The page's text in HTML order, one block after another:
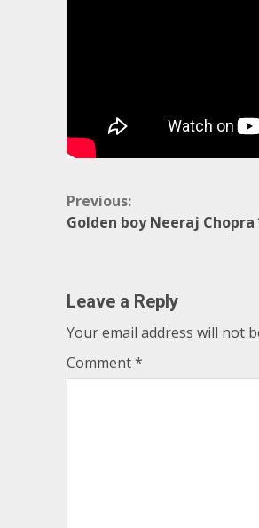
Continue
Reading
Previous:
Golden boy Neeraj Chopra
Leave a Reply
Your email address will not
Comment*